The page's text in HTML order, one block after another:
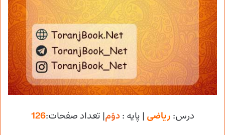
درس: ریاضی | پایه :دوّم| تعداد صفحات:126